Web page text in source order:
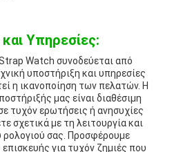
Υπηρεσίες:
Watch συνοδεύεται από
υποστήριξη και υπηρεσίες
η ικανοποίηση των πελατών. Η
μας είναι διαθέσιμη
τυχόν ερωτήσεις ή ανησυχίες
σχετικά με τη λειτουργία και
ρολογιού σας. Προσφέρουμε
για τυχόν ζημιές που